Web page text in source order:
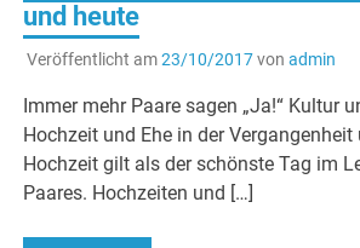
und heute
Veröffentlicht am23/10/2017von admin
Immer mehr Paare sagen „Ja!“ Kultur
Hochzeit und Ehe in der Vergangenheit
Hochzeit gilt als der schönste Tag im
Paares. Hochzeiten und […]